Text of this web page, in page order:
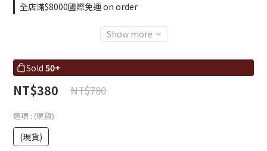
全店滿$8000國際免運 on order
Show more
Sold 50+
NT$380 NT$780
選項 : (現貨)
(現貨)